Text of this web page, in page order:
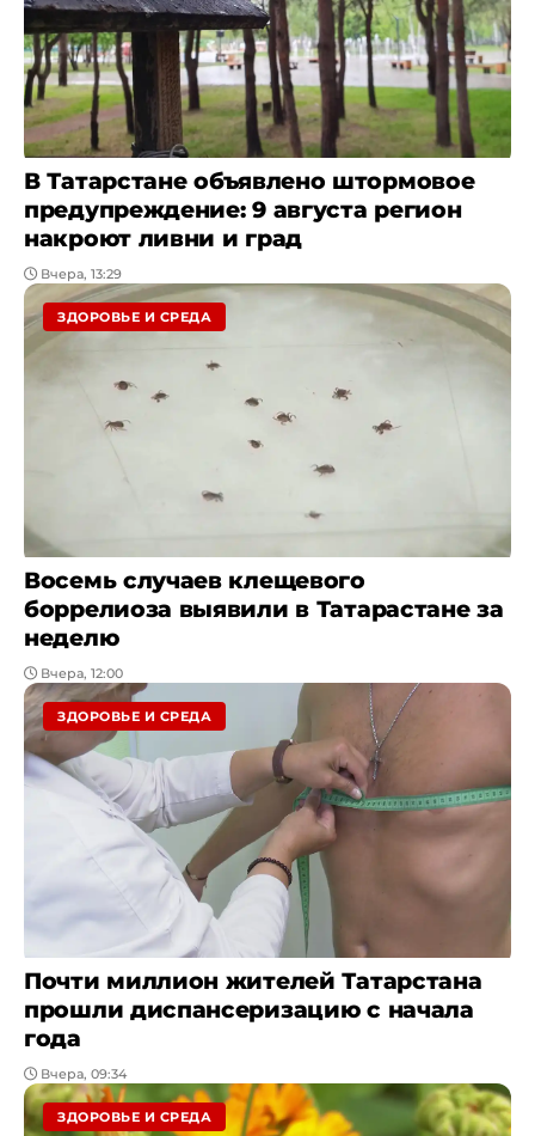
В Татарстане объявлено штормовое
предупреждение: 9 августа регион
накроют ливни и град
Вчера, 13:29
ЗДОРОВЬЕ И СРЕДА
Восемь случаев клещевого
боррелиоза выявили в Татарастане за
неделю
Вчера, 12:00
ЗДОРОВЬЕ И СРЕДА
Почти миллион жителей Татарстана
прошли диспансеризацию с начала
года
Вчера, 09:34
ЗДОРОВЬЕ И СРЕДА